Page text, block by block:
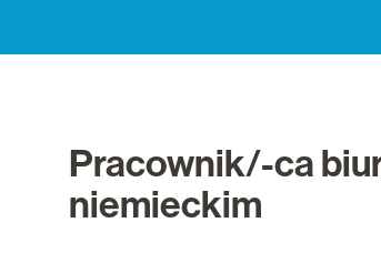
Pracownik/-ca
niemieckim